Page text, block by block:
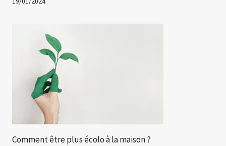
Comment être plus écolo à la maison ?